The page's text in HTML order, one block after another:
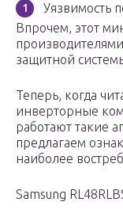
Уязвимость
Впрочем, этот
защитной
Теперь, когда
инверторные
работают такие
предлагаем
наиболее
Samsung